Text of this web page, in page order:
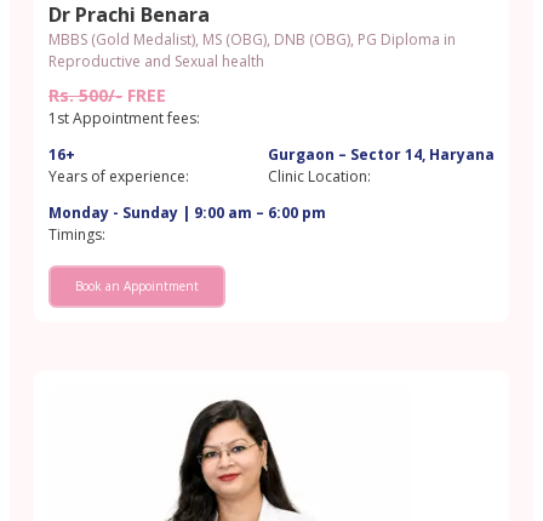
Dr Prachi Benara
MBBS (Gold Medalist), MS (OBG), DNB (OBG), PG Diploma in
Reproductive and Sexual health
Rs. 500/- FREE
1st Appointment fees:
16+
Years of experience:
Gurgaon – Sector 14, Haryana
Clinic Location:
Monday - Sunday | 9:00 am – 6:00 pm
Timings:
Book an Appointment